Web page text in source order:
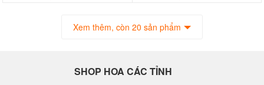
Xem thêm, còn 20 sản phẩm
SHOP HOA CÁC TỈNH